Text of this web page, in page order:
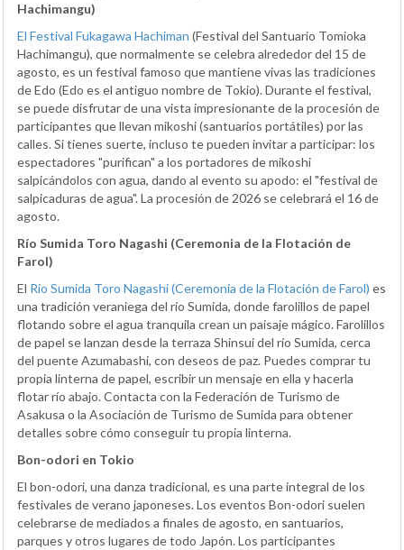
Hachimangu)
El Festival Fukagawa Hachiman (Festival del Santuario Tomioka
Hachimangu), que normalmente se celebra alrededor del 15 de
agosto, es un festival famoso que mantiene vivas las tradiciones
de Edo (Edo es el antiguo nombre de Tokio). Durante el festival,
se puede disfrutar de una vista impresionante de la procesión de
participantes que llevan mikoshi (santuarios portátiles) por las
calles. Si tienes suerte, incluso te pueden invitar a participar: los
espectadores "purifican" a los portadores de mikoshi
salpicándolos con agua, dando al evento su apodo: el "festival de
salpicaduras de agua". La procesión de 2026 se celebrará el 16 de
agosto.
Río Sumida Toro Nagashi (Ceremonia de la Flotación de
Farol)
El Río Sumida Toro Nagashi (Ceremonia de la Flotación de Farol) es
una tradición veraniega del río Sumida, donde farolillos de papel
flotando sobre el agua tranquila crean un paisaje mágico. Farolillos
de papel se lanzan desde la terraza Shinsui del río Sumida, cerca
del puente Azumabashi, con deseos de paz. Puedes comprar tu
propia linterna de papel, escribir un mensaje en ella y hacerla
flotar río abajo. Contacta con la Federación de Turismo de
Asakusa o la Asociación de Turismo de Sumida para obtener
detalles sobre cómo conseguir tu propia linterna.
Bon-odori en Tokio
El bon-odori, una danza tradicional, es una parte integral de los
festivales de verano japoneses. Los eventos Bon-odori suelen
celebrarse de mediados a finales de agosto, en santuarios,
parques y otros lugares de todo Japón. Los participantes